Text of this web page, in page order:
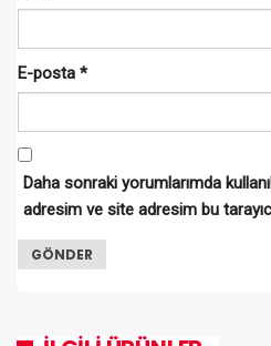
E-posta *
Daha sonraki yorumlarımda
adresim ve site adresim bu